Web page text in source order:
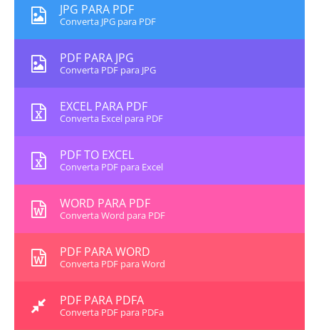
JPG PARA PDF
Converta JPG para PDF
PDF PARA JPG
Converta PDF para JPG
EXCEL PARA PDF
Converta Excel para PDF
PDF TO EXCEL
Converta PDF para Excel
WORD PARA PDF
Converta Word para PDF
PDF PARA WORD
Converta PDF para Word
PDF PARA PDFA
Converta PDF para PDFa